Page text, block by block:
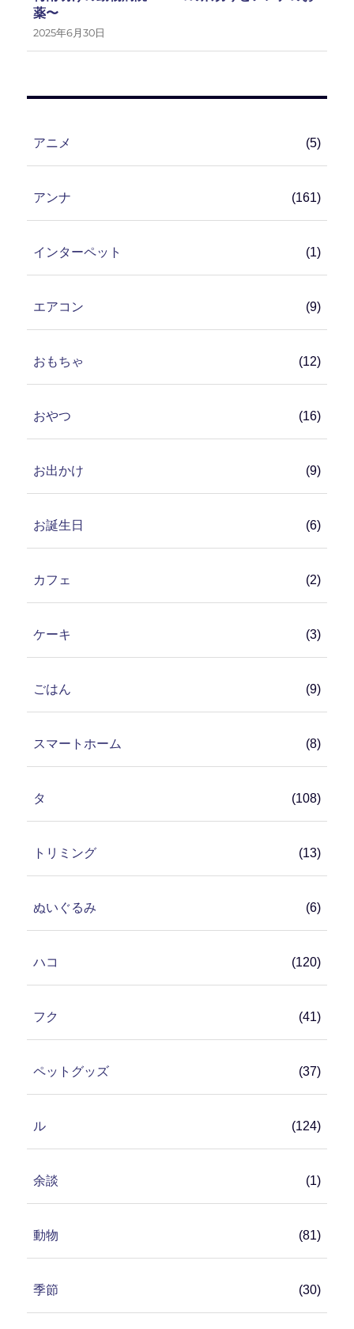
薬〜
2025年6月30日
アニメ (5)
アンナ (161)
インターペット (1)
エアコン (9)
おもちゃ (12)
おやつ (16)
お出かけ (9)
お誕生日 (6)
カフェ (2)
ケーキ (3)
ごはん (9)
スマートホーム (8)
タ (108)
トリミング (13)
ぬいぐるみ (6)
ハコ (120)
フク (41)
ペットグッズ (37)
ル (124)
余談 (1)
動物 (81)
季節 (30)